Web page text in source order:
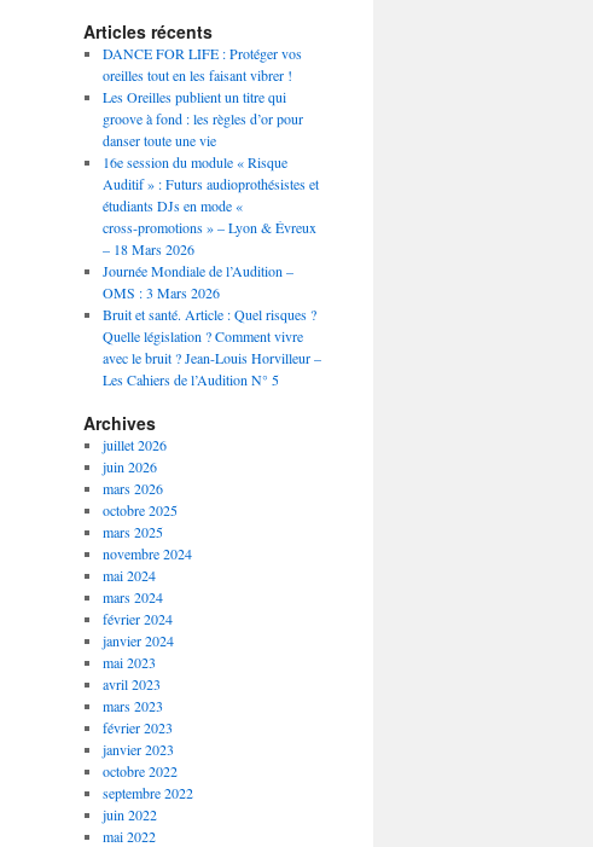
Articles récents
DANCE FOR LIFE : Protéger vos
oreilles tout en les faisant vibrer !
Les Oreilles publient un titre qui
groove à fond : les règles d’or pour
danser toute une vie
16e session du module « Risque
Auditif » : Futurs audioprothésistes et
étudiants DJs en mode «
cross‑promotions » – Lyon & Évreux
– 18 Mars 2026
Journée Mondiale de l’Audition –
OMS : 3 Mars 2026
Bruit et santé. Article : Quel risques ?
Quelle législation ? Comment vivre
avec le bruit ? Jean-Louis Horvilleur –
Les Cahiers de l’Audition N° 5
Archives
juillet 2026
juin 2026
mars 2026
octobre 2025
mars 2025
novembre 2024
mai 2024
mars 2024
février 2024
janvier 2024
mai 2023
avril 2023
mars 2023
février 2023
janvier 2023
octobre 2022
septembre 2022
juin 2022
mai 2022